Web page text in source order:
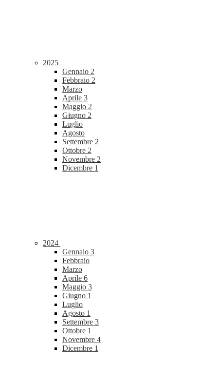
2025
Gennaio 2
Febbraio 2
Marzo
Aprile 3
Maggio 2
Giugno 2
Luglio
Agosto
Settembre 2
Ottobre 2
Novembre 2
Dicembre 1
2024
Gennaio 3
Febbraio
Marzo
Aprile 6
Maggio 3
Giugno 1
Luglio
Agosto 1
Settembre 3
Ottobre 1
Novembre 4
Dicembre 1